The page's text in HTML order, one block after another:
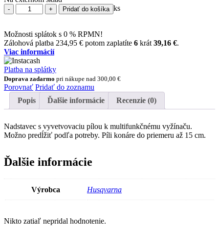
množstvo
Nadstavec
vyvetvovacou
pílou
PA1100
ks
Pridať do košíka
Možnosti splátok s 0 % RPMN!
Zálohová platba 234,95 € potom zaplatíte 6 krát 39,16 €.
Viac informácií
Platba na splátky
Doprava zadarmo pri nákupe nad 300,00 €
Porovnať Pridať do zoznamu
Popis
Ďalšie informácie Recenzie (0)
Nadstavec s vyvetvovaciu pílou k multifunkčnému vyžínaču.
Možno predĺžiť podľa potreby. Píli konáre do priemeru až 15 cm.
Ďalšie informácie
Výrobca Husqvarna
Nikto zatiaľ nepridal hodnotenie.